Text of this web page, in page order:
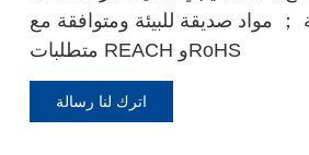
； مواد صديقة للبيئة ومتوافقة مع
متطلبات REACH وRoHS
اترك لنا رسالة